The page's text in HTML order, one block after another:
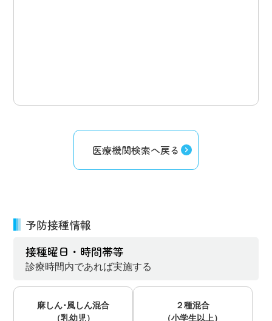
医療機関検索へ戻る
予防接種情報
接種曜日・時間帯等
診療時間内であれば実施する
麻しん･風しん混合
（乳幼児）
２種混合
（小学生以上）